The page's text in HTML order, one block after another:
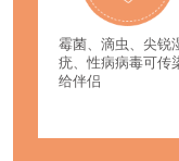
霉菌、滴虫、尖锐
疣、性病病毒可传
给伴侣